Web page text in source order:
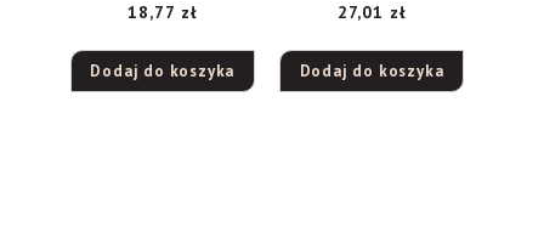
kwiatowym
objętość włosów
350ml
18,77 zł
Dodaj do koszyka
27,01 zł
Dodaj do koszyka